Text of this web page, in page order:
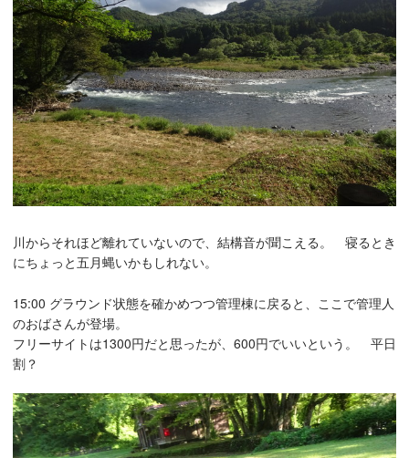
川からそれほど離れていないので、結構音が聞こえる。 寝るとき
にちょっと五月蝿いかもしれない。
15:00 グラウンド状態を確かめつつ管理棟に戻ると、ここで管理人
のおばさんが登場。
フリーサイトは1300円だと思ったが、600円でいいという。 平日
割？